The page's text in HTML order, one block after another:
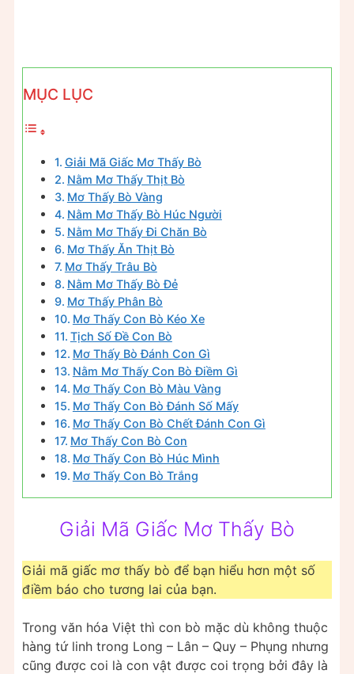
MỤC LỤC
Giải Mã Giấc Mơ Thấy Bò
Nằm Mơ Thấy Thịt Bò
Mơ Thấy Bò Vàng
Nằm Mơ Thấy Bò Húc Người
Nằm Mơ Thấy Đi Chăn Bò
Mơ Thấy Ăn Thịt Bò
Mơ Thấy Trâu Bò
Nằm Mơ Thấy Bò Đẻ
Mơ Thấy Phân Bò
Mơ Thấy Con Bò Kéo Xe
Tịch Số Đề Con Bò
Mơ Thấy Bò Đánh Con Gì
Nằm Mơ Thấy Con Bò Điềm Gì
Mơ Thấy Con Bò Màu Vàng
Mơ Thấy Con Bò Đánh Số Mấy
Mơ Thấy Con Bò Chết Đánh Con Gì
Mơ Thấy Con Bò Con
Mơ Thấy Con Bò Húc Mình
Mơ Thấy Con Bò Trắng
Giải Mã Giấc Mơ Thấy Bò
Giải mã giấc mơ thấy bò để bạn hiểu hơn một số
điềm báo cho tương lai của bạn.
Trong văn hóa Việt thì con bò mặc dù không thuộc
hàng tứ linh trong Long – Lân – Quy – Phụng nhưng
cũng được coi là con vật được coi trọng bởi đây là